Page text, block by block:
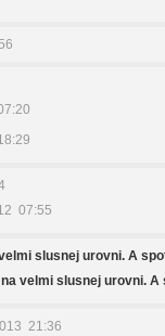
07:55
slusnej urovni. A
na velmi slusnej urovni.
21:36